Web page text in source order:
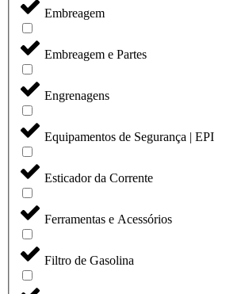
Embreagem
Embreagem e Partes
Engrenagens
Equipamentos de Segurança | EPI
Esticador da Corrente
Ferramentas e Acessórios
Filtro de Gasolina